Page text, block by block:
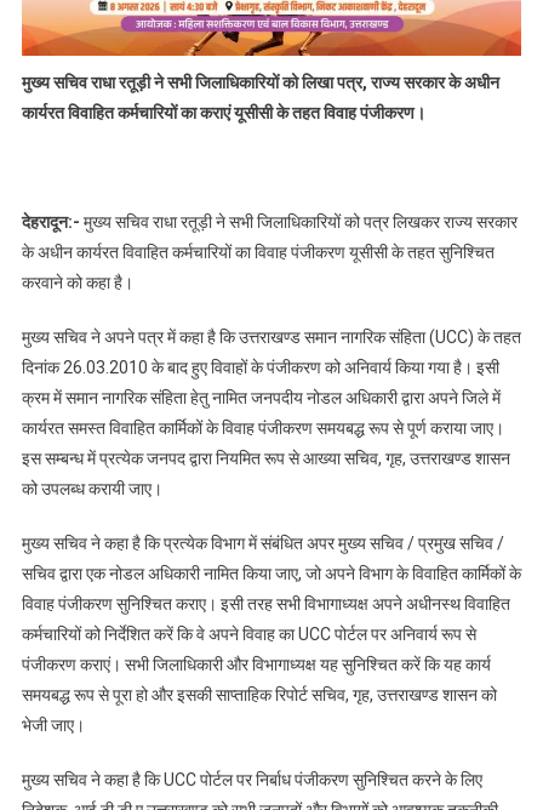
मुख्य सचिव राधा रतूड़ी ने सभी जिलाधिकारियों को लिखा पत्र, राज्य सरकार के अधीन
कार्यरत विवाहित कर्मचारियों का कराएं यूसीसी के तहत विवाह पंजीकरण।
देहरादून:- मुख्य सचिव राधा रतूड़ी ने सभी जिलाधिकारियों को पत्र लिखकर राज्य सरकार
के अधीन कार्यरत विवाहित कर्मचारियों का विवाह पंजीकरण यूसीसी के तहत सुनिश्चित
करवाने को कहा है।
मुख्य सचिव ने अपने पत्र में कहा है कि उत्तराखण्ड समान नागरिक संहिता (UCC) के तहत
दिनांक 26.03.2010 के बाद हुए विवाहों के पंजीकरण को अनिवार्य किया गया है। इसी
क्रम में समान नागरिक संहिता हेतु नामित जनपदीय नोडल अधिकारी द्वारा अपने जिले में
कार्यरत समस्त विवाहित कार्मिकों के विवाह पंजीकरण समयबद्ध रूप से पूर्ण कराया जाए।
इस सम्बन्ध में प्रत्येक जनपद द्वारा नियमित रूप से आख्या सचिव, गृह, उत्तराखण्ड शासन
को उपलब्ध करायी जाए।
मुख्य सचिव ने कहा है कि प्रत्येक विभाग में संबंधित अपर मुख्य सचिव / प्रमुख सचिव /
सचिव द्वारा एक नोडल अधिकारी नामित किया जाए, जो अपने विभाग के विवाहित कार्मिकों के
विवाह पंजीकरण सुनिश्चित कराए। इसी तरह सभी विभागाध्यक्ष अपने अधीनस्थ विवाहित
कर्मचारियों को निर्देशित करें कि वे अपने विवाह का UCC पोर्टल पर अनिवार्य रूप से
पंजीकरण कराएं। सभी जिलाधिकारी और विभागाध्यक्ष यह सुनिश्चित करें कि यह कार्य
समयबद्ध रूप से पूरा हो और इसकी साप्ताहिक रिपोर्ट सचिव, गृह, उत्तराखण्ड शासन को
भेजी जाए।
मुख्य सचिव ने कहा है कि UCC पोर्टल पर निर्बाध पंजीकरण सुनिश्चित करने के लिए